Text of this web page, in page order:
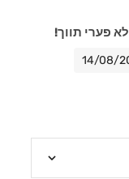
פערי תווך!